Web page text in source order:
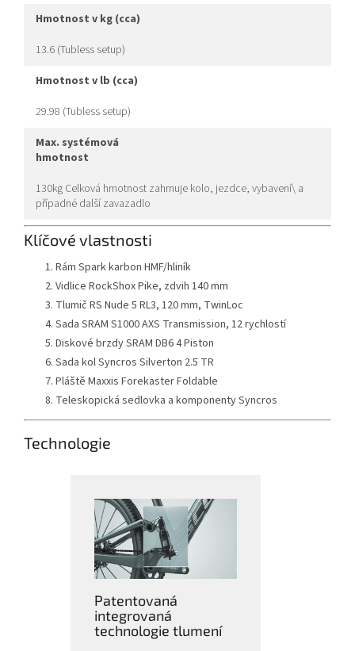
hmotnost v kg (cca)
13.6 (Tubless setup)
hmotnost v lb (cca)
29.98 (Tubless setup)
max. systémová
hmotnost
130kg Celková hmotnost zahrnuje kolo, jezdce, vybavení\ a
případné další zavazadlo
Klíčové vlastnosti
Rám Spark karbon HMF/hliník
Vidlice RockShox Pike, zdvih 140 mm
Tlumič RS Nude 5 RL3, 120 mm, TwinLoc
Sada SRAM S1000 AXS Transmission, 12 rychlostí
Diskové brzdy SRAM DB6 4 Piston
Sada kol Syncros Silverton 2.5 TR
Pláště Maxxis Forekaster Foldable
Teleskopická sedlovka a komponenty Syncros
Technologie
Patentovaná
integrovaná
technologie tlumení